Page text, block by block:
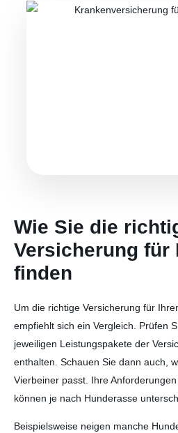
Wie Sie die
Versicherung für
finden
Um die richtige Versicherung für
empfiehlt sich ein Vergleich. Prüfen
jeweiligen Leistungspakete der
enthalten. Schauen Sie dann auch,
Vierbeiner passt. Ihre
können je nach Hunderasse
Beispielsweise neigen manche